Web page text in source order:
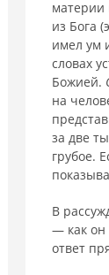
материи
из Бога
имел ум
словах
Божией.
на
за две
грубое.
В
— как он
ответ